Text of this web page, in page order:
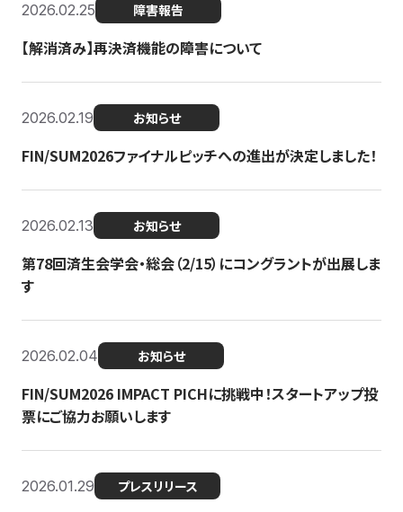
2026.02.25 障害報告
【解消済み】再決済機能の障害について
2026.02.19 お知らせ
FIN/SUM2026ファイナルピッチへの進出が決定しました！
2026.02.13 お知らせ
第78回済生会学会・総会（2/15）にコングラントが出展しま
す
2026.02.04 お知らせ
FIN/SUM2026 IMPACT PICHに挑戦中！スタートアップ投
票にご協力お願いします
2026.01.29 プレスリリース